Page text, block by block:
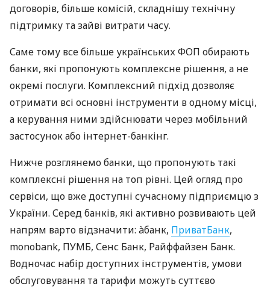
договорів, більше комісій, складнішу технічну
підтримку та зайві витрати часу.
Саме тому все більше українських ФОП обирають
банки, які пропонують комплексне рішення, а не
окремі послуги. Комплексний підхід дозволяє
отримати всі основні інструменти в одному місці,
а керування ними здійснювати через мобільний
застосунок або інтернет-банкінг.
Нижче розглянемо банки, що пропонують такі
комплексні рішення на топ рівні. Цей огляд про
сервіси, що вже доступні сучасному підприємцю з
України. Серед банків, які активно розвивають цей
напрям варто відзначити: àбанк, ПриватБанк,
monobank, ПУМБ, Сенс Банк, Райффайзен Банк.
Водночас набір доступних інструментів, умови
обслуговування та тарифи можуть суттєво